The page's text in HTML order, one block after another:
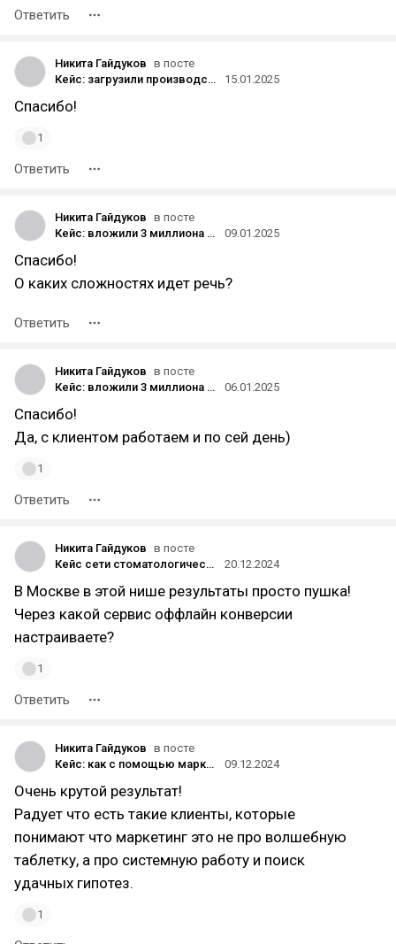
Ответить
Никита Гайдуков в посте
Кейс: загрузили производство заказами и заработали 6 миллионов. Продвижение в конкурентной нише корпоративных подарков
15.01.2025
Спасибо!
1
Ответить
Никита Гайдуков в посте
Кейс: вложили 3 миллиона — получили 27 миллионов рублей. Продвижение в сезонной нише интернет-магазина аналогов Лего
09.01.2025
Спасибо!
О каких сложностях идет речь?
Ответить
Никита Гайдуков в посте
Кейс: вложили 3 миллиона — получили 27 миллионов рублей. Продвижение в сезонной нише интернет-магазина аналогов Лего
06.01.2025
Спасибо!
Да, с клиентом работаем и по сей день)
1
Ответить
Никита Гайдуков в посте
Кейс сети стоматологических клиник «Дентал Визит». Как окупается терпение: дали алгоритмам время и вывезли проект из минуса
20.12.2024
В Москве в этой нише результаты просто пушка!
Через какой сервис оффлайн конверсии
настраиваете?
1
Ответить
Никита Гайдуков в посте
Кейс: как с помощью маркетинговой стратегии и комплексного подхода вывести стоматологическую клинику из состояния упадка, увеличить оборот в 10 раз и заработать >290.000.000 рублей за 3 года
09.12.2024
Очень крутой результат!
Радует что есть такие клиенты, которые
понимают что маркетинг это не про волшебную
таблетку, а про системную работу и поиск
удачных гипотез.
1